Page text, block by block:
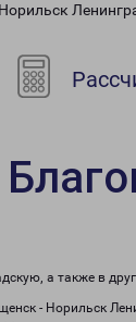
а также в
- Норильск